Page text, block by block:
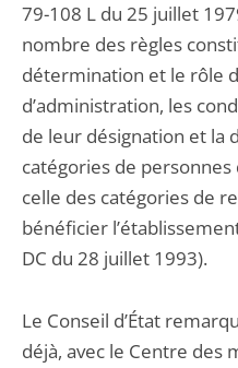
79-108 L du 25 juillet
nombre des règles
détermination et le rôle
d’administration, les
de leur désignation et la
catégories de
celle des catégories de
bénéficier
DC du 28 juillet 1993).
Le Conseil d’État
déjà, avec le Centre des